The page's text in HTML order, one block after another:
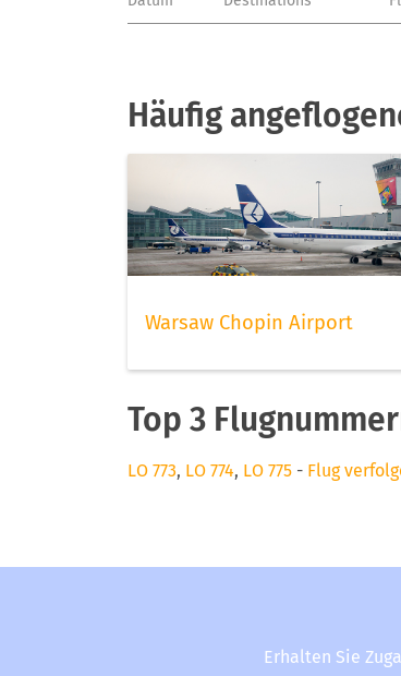
Häufig
Warsaw Chopin Airport
Top 3
LO 773, LO 774, LO 775 - Flug
Erhalten Sie